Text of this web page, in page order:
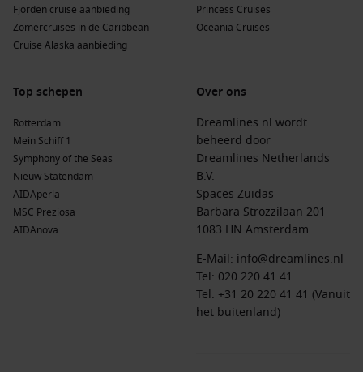
Fjorden cruise aanbieding
Zomercruises in de Caribbean
Cruise Alaska aanbieding
Princess Cruises
Oceania Cruises
Top schepen
Rotterdam
Mein Schiff 1
Symphony of the Seas
Nieuw Statendam
AIDAperla
MSC Preziosa
AIDAnova
Over ons
Dreamlines.nl wordt
beheerd door
Dreamlines Netherlands
B.V.
Spaces Zuidas
Barbara Strozzilaan 201
1083 HN Amsterdam
E-Mail: info@dreamlines.nl
Tel: 020 220 41 41
Tel: +31 20 220 41 41 (Vanuit
het buitenland)